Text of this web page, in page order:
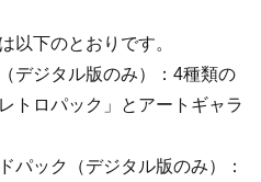
以下のとおりです。
デジタル版のみ）：4種類の
トロパック」とアートギャラ
パック（デジタル版のみ）：